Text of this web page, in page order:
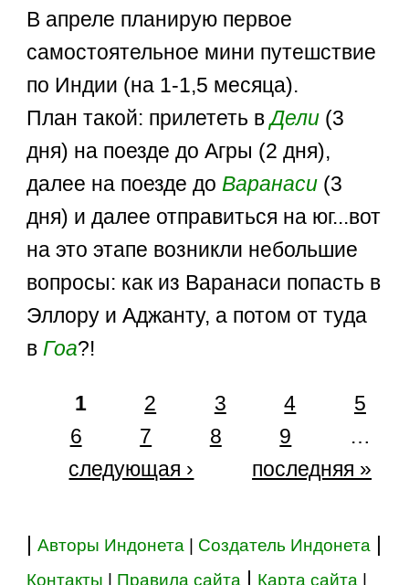
В апреле планирую первое
самостоятельное мини путешствие
по Индии (на 1-1,5 месяца).
План такой: прилететь вДели (3
дня) на поезде до Агры (2 дня),
далее на поезде до Варанаси (3
дня) и далее отправиться на юг...вот
на это этапе возникли небольшие
вопросы: как из Варанаси попасть в
Эллору и Аджанту, а потом от туда
в Гоа?!
1 2 3 4
5
6
7 8 9
следующая ›
последняя »
|Авторы Индонета Создатель Индонета
Контакты Правила сайта Карта сайта